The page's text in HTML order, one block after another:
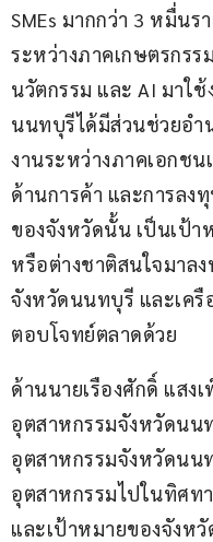
SMEs มากกว่า 3 หมื่น
ระหว่างภาคเกษตรกร
นวัตกรรม และ AI มาใ
นนทบุรีได้มีส่วนช่วยอำ
งานระหว่างภาคเอกช
ด้านการค้า และการลง
ของจังหวัดนั้น เป็นเป้
หรือต่างชาติสนใจมาล
จังหวัดนนทบุรี และเครื
ตอบโจทย์ตลาดด้วย
ด้านนายเรืองศักดิ์ แสง
อุตสาหกรรมจังหวัดนน
อุตสาหกรรมจังหวัดน
อุตสาหกรรมไปในทิศท
และเป้าหมายของจังห